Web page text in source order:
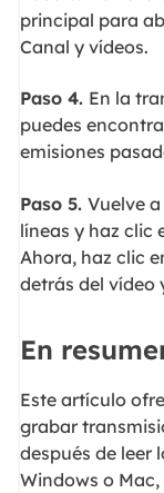
principal para
Canal y vídeos.
Paso 4. En la
puedes
emisiones
Paso 5. Vuelve
líneas y haz clic
Ahora, haz clic
detrás del vídeo
En
Este artículo
grabar
después de leer
Windows o